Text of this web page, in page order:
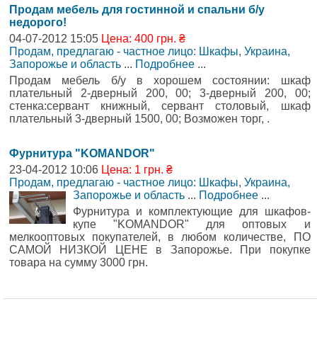
Продам мебель для гостинной и спальни б/у
недорого!
04-07-2012 15:05 Цена: 400 грн. ₴
Продам, предлагаю - частное лицо: Шкафы, Украина,
Запорожье и область ... Подробнее ...
Продам мебель б/у в хорошем состоянии: шкаф
плательный 2-дверный 200, 00; 3-дверный 200, 00;
стенка:сервант книжный, сервант столовый, шкаф
плательный 3-дверный 1500, 00; Возможен торг, .
Фурнитура "KOMANDOR"
23-04-2012 10:06 Цена: 1 грн. ₴
Продам, предлагаю - частное лицо: Шкафы, Украина,
Запорожье и область ... Подробнее ...
Фурнитура и комплектующие для шкафов-
купе "KOMANDOR" для оптовых и
мелкооптовых покупателей, в любом количестве, ПО
САМОЙ НИЗКОЙ ЦЕНЕ в Запорожье. При покупке
товара на сумму 3000 грн.